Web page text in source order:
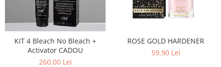
KIT 4 Bleach No Bleach +
Activator CADOU
260,00 Lei
ROSE GOLD HARDENER
59,90 Lei